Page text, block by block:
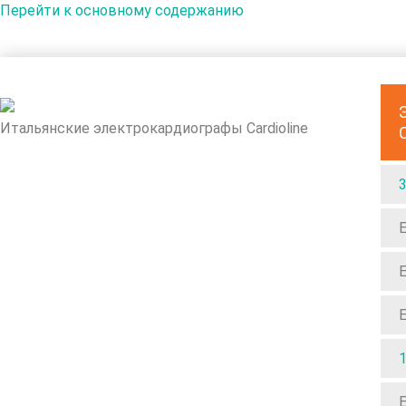
Перейти к основному содержанию
Итальянские электрокардиографы Cardioline